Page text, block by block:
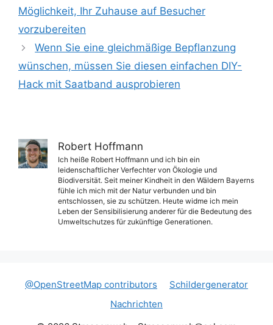
Möglichkeit, Ihr Zuhause auf Besucher
vorzubereiten
Wenn Sie eine gleichmäßige Bepflanzung
wünschen, müssen Sie diesen einfachen DIY-
Hack mit Saatband ausprobieren
Robert Hoffmann
Ich heiße Robert Hoffmann und ich bin ein
leidenschaftlicher Verfechter von Ökologie und
Biodiversität. Seit meiner Kindheit in den Wäldern Bayerns
fühle ich mich mit der Natur verbunden und bin
entschlossen, sie zu schützen. Heute widme ich mein
Leben der Sensibilisierung anderer für die Bedeutung des
Umweltschutzes für zukünftige Generationen.
@OpenStreetMap contributors
Schildergenerator
Nachrichten